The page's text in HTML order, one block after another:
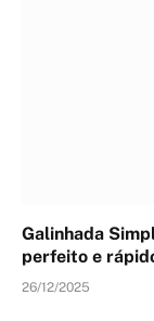
Galinhada
perfeito e
26/12/2025